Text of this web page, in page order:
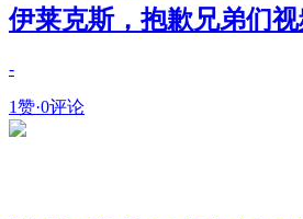
伊莱克斯，抱歉兄弟们视
-
1赞·0评论